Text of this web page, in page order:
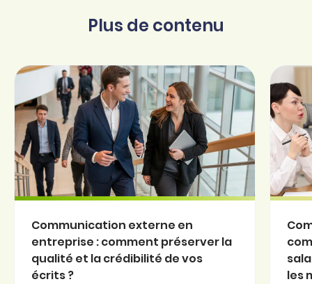
Plus de contenu
Communication externe en
entreprise : comment préserver la
qualité et la crédibilité de vos
écrits ?
les